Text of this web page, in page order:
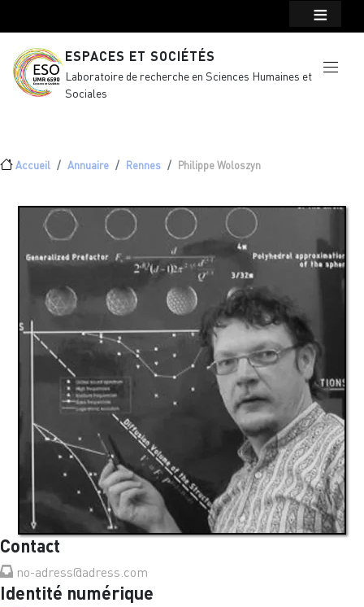
ESPACES ET SOCIÉTÉS
Laboratoire de recherche en Sciences Humaines et
Sociales
Fil d'Ariane
Accueil Annuaire Rennes Philippe Woloszyn
Contact
no-adress@adress.com
Identité numérique